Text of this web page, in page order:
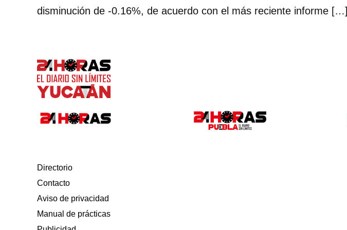
disminución de -0.16%, de acuerdo con el más reciente informe […]
Directorio
Contacto
Aviso de privacidad
Manual de prácticas